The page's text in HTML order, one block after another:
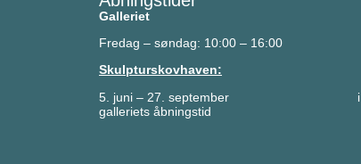
Galleriet
Fredag – søndag: 10:00 – 16:00
Skulpturskovhaven:
5. juni – 27. september i
galleriets åbningstid